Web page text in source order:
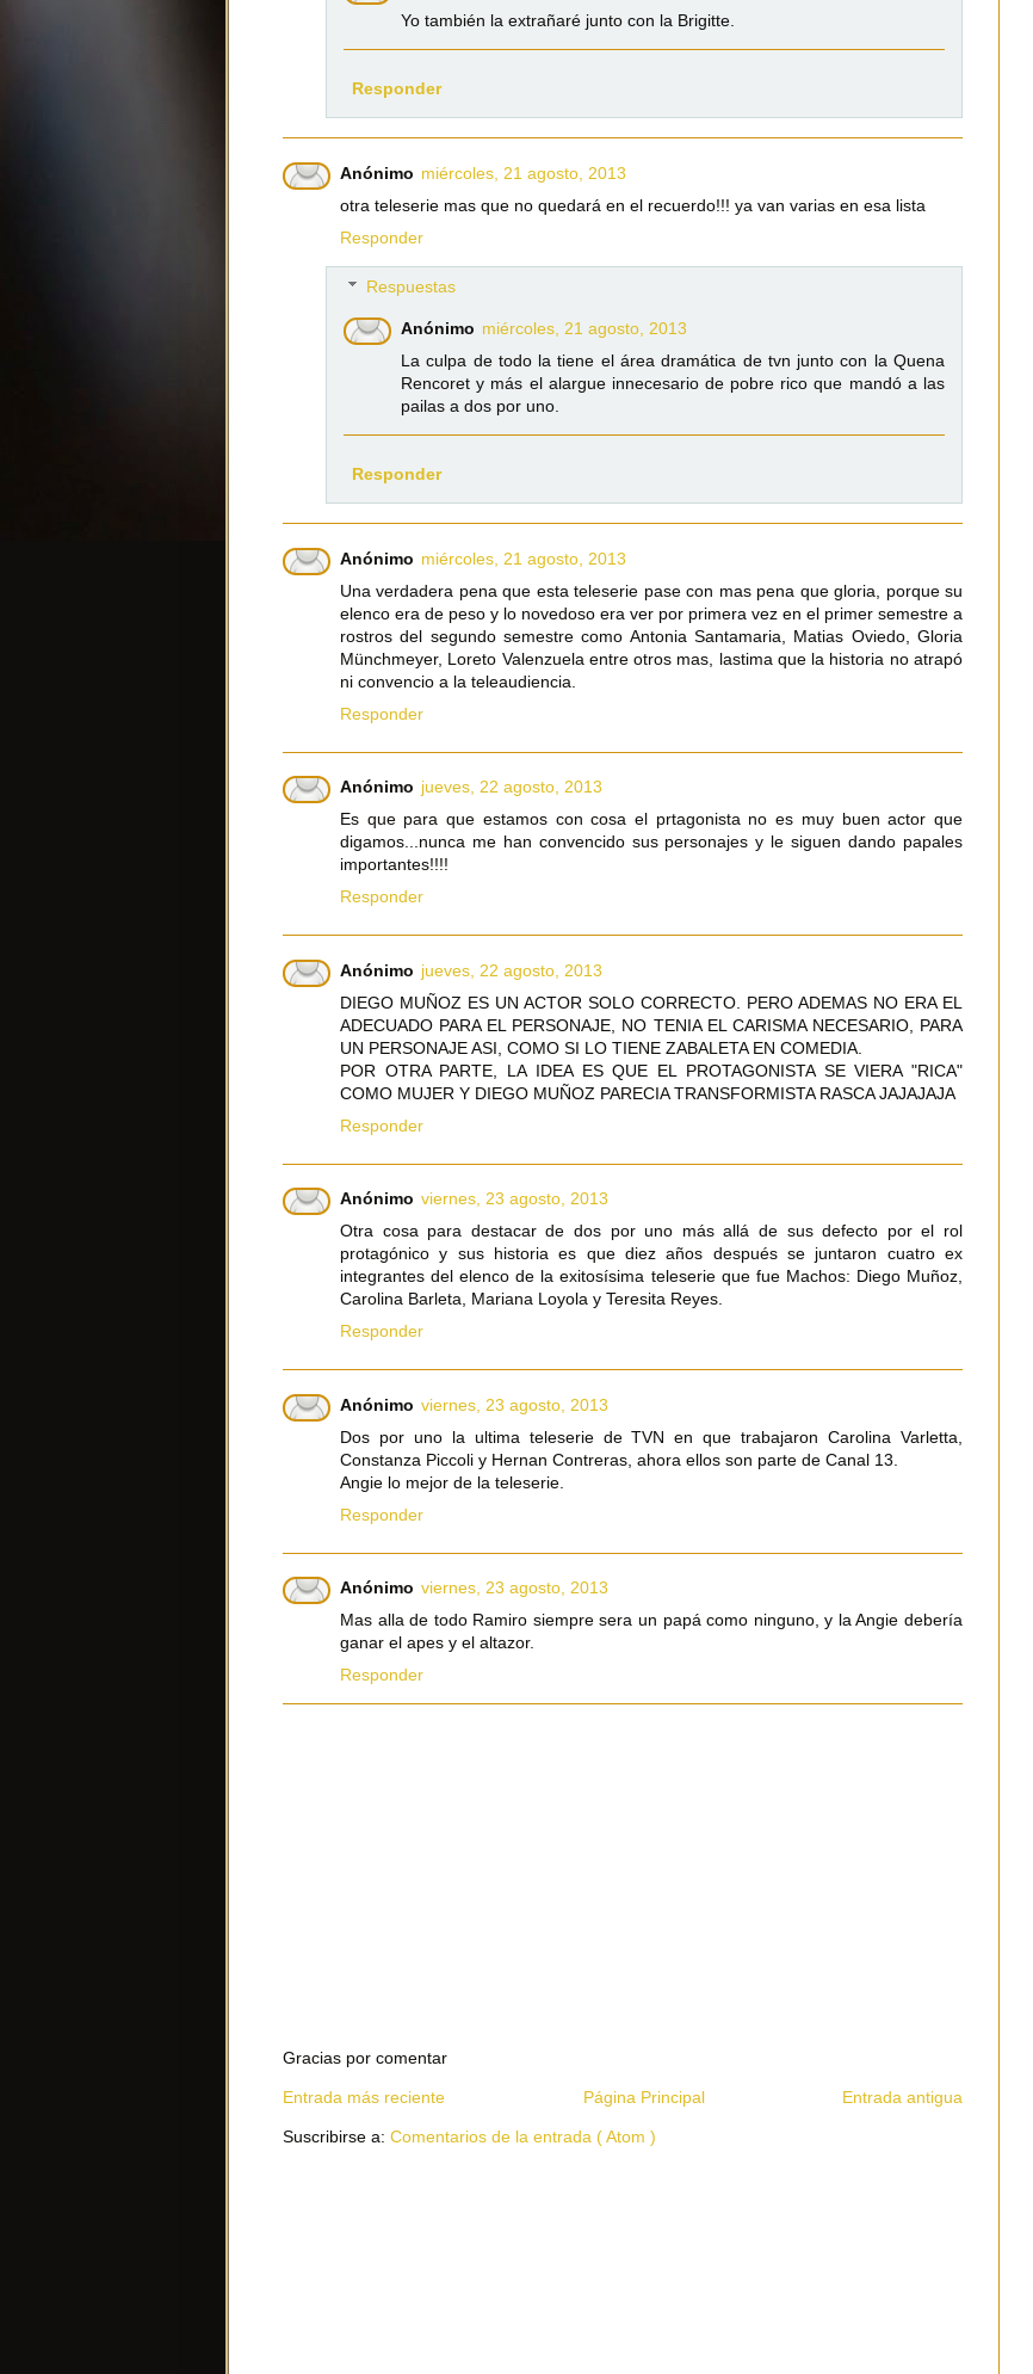
Yo también la extrañaré junto con la Brigitte.
Responder
Anónimo miércoles, 21 agosto, 2013
otra teleserie mas que no quedará en el recuerdo!!! ya van varias en esa lista
Responder
Respuestas
Anónimo miércoles, 21 agosto, 2013
La culpa de todo la tiene el área dramática de tvn junto con la Quena
Rencoret y más el alargue innecesario de pobre rico que mandó a las
pailas a dos por uno.
Responder
Anónimo miércoles, 21 agosto, 2013
Una verdadera pena que esta teleserie pase con mas pena que gloria, porque su
elenco era de peso y lo novedoso era ver por primera vez en el primer semestre a
rostros del segundo semestre como Antonia Santamaria, Matias Oviedo, Gloria
Münchmeyer, Loreto Valenzuela entre otros mas, lastima que la historia no atrapó
ni convencio a la teleaudiencia.
Responder
Anónimo jueves, 22 agosto, 2013
Es que para que estamos con cosa el prtagonista no es muy buen actor que
digamos...nunca me han convencido sus personajes y le siguen dando papales
importantes!!!!
Responder
Anónimo jueves, 22 agosto, 2013
DIEGO MUÑOZ ES UN ACTOR SOLO CORRECTO. PERO ADEMAS NO ERA EL
ADECUADO PARA EL PERSONAJE, NO TENIA EL CARISMA NECESARIO, PARA
UN PERSONAJE ASI, COMO SI LO TIENE ZABALETA EN COMEDIA.
POR OTRA PARTE, LA IDEA ES QUE EL PROTAGONISTA SE VIERA "RICA"
COMO MUJER Y DIEGO MUÑOZ PARECIA TRANSFORMISTA RASCA JAJAJAJA
Responder
Anónimo viernes, 23 agosto, 2013
Otra cosa para destacar de dos por uno más allá de sus defecto por el rol
protagónico y sus historia es que diez años después se juntaron cuatro ex
integrantes del elenco de la exitosísima teleserie que fue Machos: Diego Muñoz,
Carolina Barleta, Mariana Loyola y Teresita Reyes.
Responder
Anónimo viernes, 23 agosto, 2013
Dos por uno la ultima teleserie de TVN en que trabajaron Carolina Varletta,
Constanza Piccoli y Hernan Contreras, ahora ellos son parte de Canal 13.
Angie lo mejor de la teleserie.
Responder
Anónimo viernes, 23 agosto, 2013
Mas alla de todo Ramiro siempre sera un papá como ninguno, y la Angie debería
ganar el apes y el altazor.
Responder
Gracias por comentar
Entrada más reciente Entrada antigua
Página Principal
Suscribirse a: Comentarios de la entrada ( Atom )